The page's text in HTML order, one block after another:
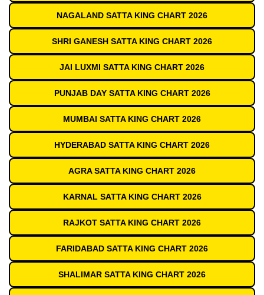
NAGALAND SATTA KING CHART 2026
SHRI GANESH SATTA KING CHART 2026
JAI LUXMI SATTA KING CHART 2026
PUNJAB DAY SATTA KING CHART 2026
MUMBAI SATTA KING CHART 2026
HYDERABAD SATTA KING CHART 2026
AGRA SATTA KING CHART 2026
KARNAL SATTA KING CHART 2026
RAJKOT SATTA KING CHART 2026
FARIDABAD SATTA KING CHART 2026
SHALIMAR SATTA KING CHART 2026